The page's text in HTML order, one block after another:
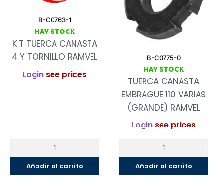
B-C0763-1
HAY STOCK
KIT TUERCA CANASTA
4 Y TORNILLO RAMVEL
Login see prices
Añadir al carrito
B-C0775-0
HAY STOCK
TUERCA CANASTA
EMBRAGUE 110 VARIAS
(GRANDE) RAMVEL
Login see prices
Añadir al carrito